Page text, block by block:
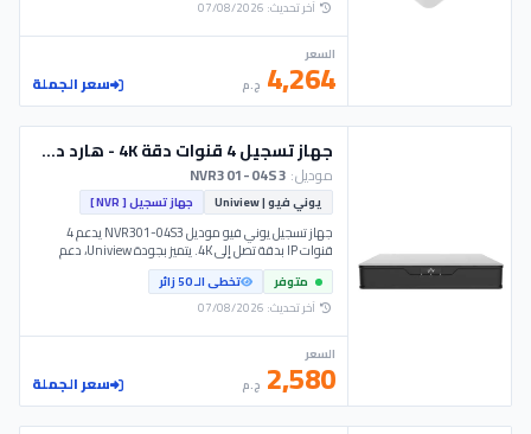
آخر تحديث: 07/08/2026
السعر
4,264 ج.م سعر الجملة
جهاز تسجيل 4 قنوات دقة 4K - هارد ديسك واحد - Unv
موديل:
يوني فيو | Uniview جهاز تسجيل [ NVR ]
جهاز تسجيل يوني فيو موديل NVR301-04S3 يدعم 4
قنوات IP بدقة تصل إلى 4K. يتميز بجودة Uniview، دعم
الخيار الأول لـ مهندسي التركيبات في نظام Unv الاقتصادي.
متوفر
تخطى الـ 50 زائر
آخر تحديث: 07/08/2026
السعر
2,580 ج.م سعر الجملة